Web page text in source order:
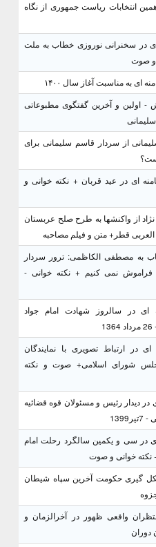
انتخابات ریاست جمهوری از نگاه
ای در سخنرانی نوروزی خطاب به ملت
و صوت
ای به مناسبت آغاز سال ۱۴۰۰
- اولین و آخرین گفتگوی مطبوعاتی
از سردار قاسم سلیمانی برای
ای در عید قربان + نکته خوانی و
از واکنشها به طرح صلح عربستان
العربی قطر+ متن و فیلم مصاحبه
به مصطفی الکاظمی: ترور سردار
فراموش نمی کنیم + نکته خوانی -
ای در سالروز شهادت امام جواد
ای در ارتباط تصویری با نمایندگان
شورای اسلامی+ صوت و نکته
در دیدار رئیس و مسئولان قوه قضائیه
ای در سی و یکمین سالگرد رحلت امام
نکته خوانی و صوت
گیری حکومت آخرین سپاه شیطان
واقعی ظهور در آخرالزمان و
دوران